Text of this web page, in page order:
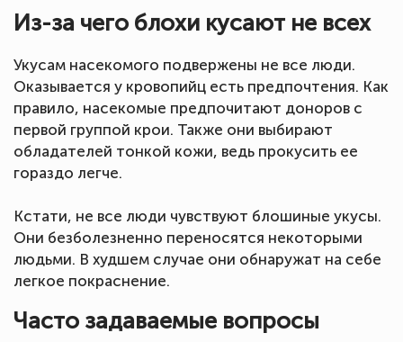
Из-за чего блохи кусают не всех
Укусам насекомого подвержены не все люди.
Оказывается у кровопийц есть предпочтения. Как
правило, насекомые предпочитают доноров с
первой группой крои. Также они выбирают
обладателей тонкой кожи, ведь прокусить ее
гораздо легче.
Кстати, не все люди чувствуют блошиные укусы.
Они безболезненно переносятся некоторыми
людьми. В худшем случае они обнаружат на себе
легкое покраснение.
Часто задаваемые вопросы